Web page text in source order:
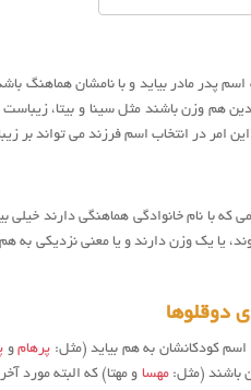
پدر مادر بیاید و با نامشان هماهنگ
هم وزن باشند مثل سینا و بیتا، زیباست
در انتخاب اسم فرزند می تواند بر
که با نام خانوادگی هماهنگی دارند
یا یک وزن دارند و یا معنی نزدیکی به هم
دوقلوها
کودکانشان به هم بیاید (مثل: پرهامو
باشند (مثل:مهسا و مهتا) که البته مورد